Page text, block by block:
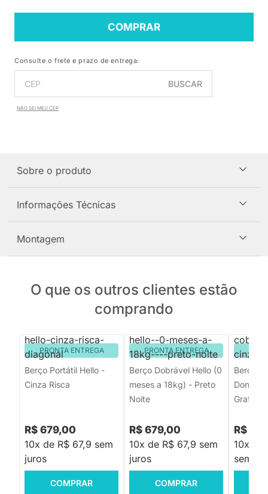
COMPRAR
Consulte o frete e prazo de entrega:
BUSCAR
NÃO SEI MEU CEP
Sobre o produto
Informações Técnicas
Montagem
O que os outros clientes estão
comprando
PRONTA ENTREGA
Berço Portátil Hello -
Cinza Risca
R$ 679,00
10x de R$ 67,9 sem
juros
COMPRAR
PRONTA ENTREGA
Berço Dobrável Hello (0
meses a 18kg) - Preto
Noite
R$ 679,00
10x de R$ 67,9 sem
juros
COMPRAR
Berço
Grafite
R$
10x de
sem